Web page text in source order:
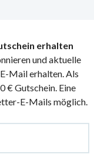
erhalten
und aktuelle
Mail erhalten. Als
€ Gutschein. Eine
E-Mails möglich.